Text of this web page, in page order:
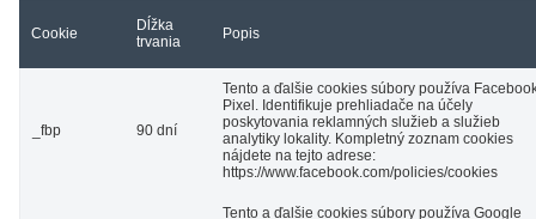
Cookie
Dĺžka
trvania
Popis
_fbp 90 dní
Tento a ďalšie cookies súbory používa
Pixel. Identifikuje prehliadače na účely
poskytovania reklamných služieb a služieb
analytiky lokality. Kompletný zoznam cookies
nájdete na tejto adrese:
https://www.facebook.com/policies/cookies
Tento a ďalšie cookies súbory používa Google